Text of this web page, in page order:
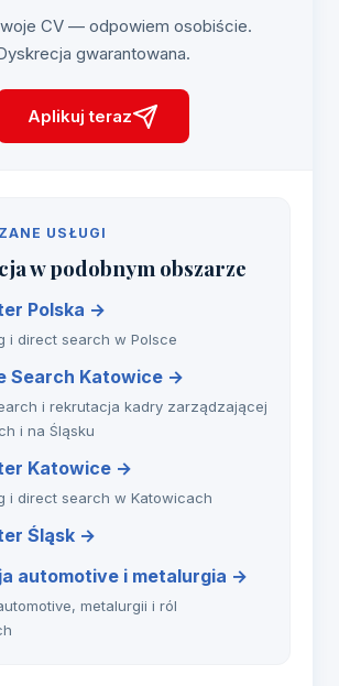
CV — odpowiem osobiście.
gwarantowana.
Aplikuj teraz
USŁUGI
w podobnym obszarze
Polska →
i direct search w Polsce
Search Katowice →
i rekrutacja kadry zarządzającej
i na Śląsku
Katowice →
i direct search w Katowicach
Śląsk →
automotive i metalurgia →
metalurgii i ról